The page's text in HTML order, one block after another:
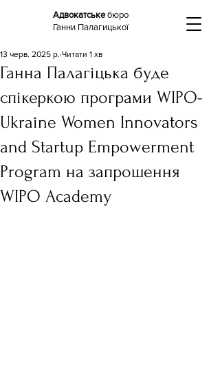
Адвокатськебюро
Ганни Палагицької
Ганна Палагіцька буде
спікеркою програми WIPO-
Ukraine Women Innovators
and Startup Empowerment
Program на запрошення
WIPO Academy
13 черв. 2025 р. Читати 1 хв